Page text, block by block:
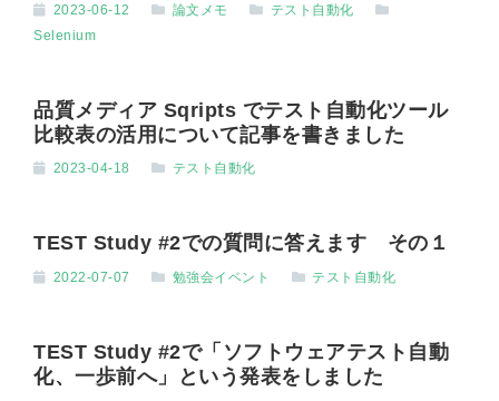
2023-06-12 論文メモ
テスト自動化
Selenium
品質メディア Sqripts でテスト自動化ツール
比較表の活用について記事を書きました
2023-04-18 テスト自動化
TEST Study #2での質問に答えます その１
2022-07-07 勉強会イベント テスト自動化
TEST Study #2で「ソフトウェアテスト自動
化、一歩前へ」という発表をしました